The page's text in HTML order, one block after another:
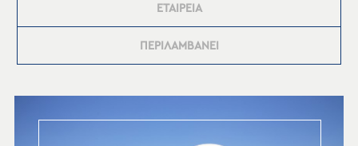
ΕΤΑΙΡΕΙΑ
ΠΕΡΙΛΑΜΒΑΝΕΙ